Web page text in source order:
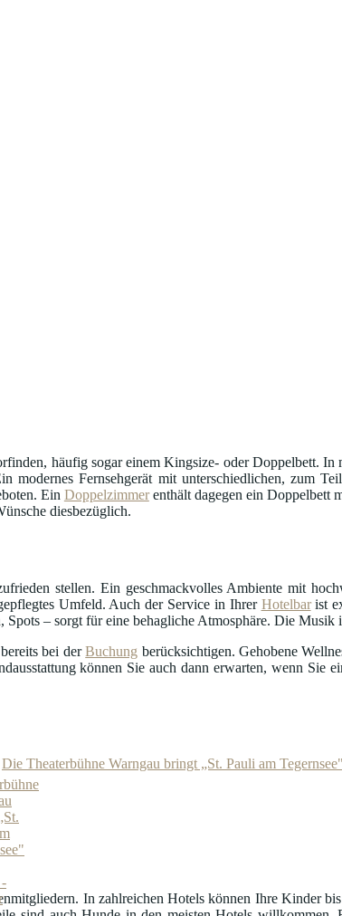
häufig sogar einem Kingsize- oder Doppelbett.
Fernsehgerät mit unterschiedlichen, zum
Ein Doppelzimmerenthält dagegen ein Doppelbett
diesbezüglich.
stellen. Ein geschmackvolles Ambiente mit
Umfeld. Auch der Service in Ihrer Hotelbarist
– sorgt für eine behagliche Atmosphäre. Die Musik
bei derBuchung berücksichtigen. Gehobene
können Sie auch dann erwarten, wenn Sie
Die Theaterbühne Warngau bringt „St. Pauli am
In zahlreichen Hotels können Ihre Kinder